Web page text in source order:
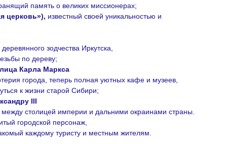
память о великих миссионерах;
церковь»), известный своей уникальностью и
зодчества Иркутска,
по дереву;
Карла Маркса
города, теперь полная уютных кафе и музеев,
к жизни старой Сибири;
III
столицей империи и дальними окраинами страны.
городской персонаж,
каждому туристу и местным жителям.